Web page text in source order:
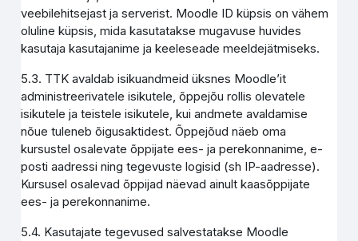
veebilehitsejast ja serverist. Moodle ID küpsis on vähem
oluline küpsis, mida kasutatakse mugavuse huvides
kasutaja kasutajanime ja keeleseade meeldejätmiseks.
5.3. TTK avaldab isikuandmeid üksnes Moodle’it
administreerivatele isikutele, õppejõu rollis olevatele
isikutele ja teistele isikutele, kui andmete avaldamise
nõue tuleneb õigusaktidest. Õppejõud näeb oma
kursustel osalevate õppijate ees- ja perekonnanime, e-
posti aadressi ning tegevuste logisid (sh IP-aadresse).
Kursusel osalevad õppijad näevad ainult kaasõppijate
ees- ja perekonnanime.
5.4. Kasutajate tegevused salvestatakse Moodle